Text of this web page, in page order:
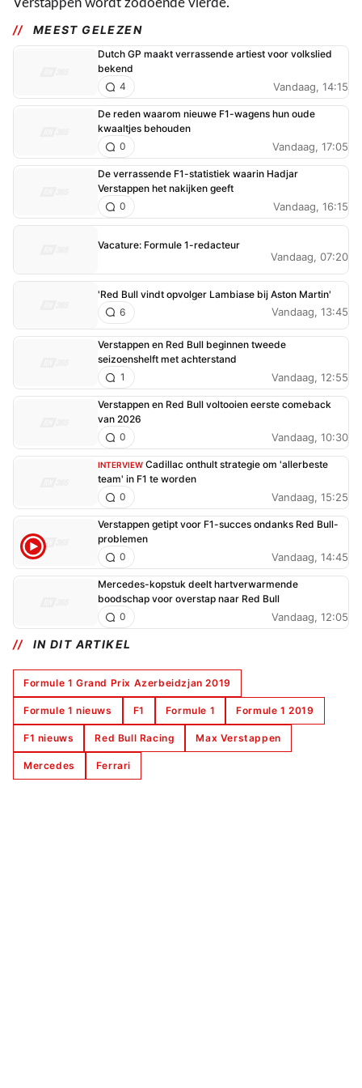
Verstappen wordt zodoende vierde.
MEEST GELEZEN
Dutch GP maakt verrassende artiest voor volkslied
bekend
Vandaag, 14:15
4
De reden waarom nieuwe F1-wagens hun oude
kwaaltjes behouden
Vandaag, 17:05
0
De verrassende F1-statistiek waarin Hadjar
Verstappen het nakijken geeft
Vandaag, 16:15
0
Vacature: Formule 1-redacteur
Vandaag, 07:20
'Red Bull vindt opvolger Lambiase bij Aston Martin'
Vandaag, 13:45
6
Verstappen en Red Bull beginnen tweede
seizoenshelft met achterstand
Vandaag, 12:55
1
Verstappen en Red Bull voltooien eerste comeback
van 2026
Vandaag, 10:30
0
INTERVIEW Cadillac onthult strategie om 'allerbeste
team' in F1 te worden
Vandaag, 15:25
0
Verstappen getipt voor F1-succes ondanks Red Bull-
problemen
Vandaag, 14:45
0
Mercedes-kopstuk deelt hartverwarmende
boodschap voor overstap naar Red Bull
Vandaag, 12:05
0
IN DIT ARTIKEL
Formule 1 Grand Prix Azerbeidzjan 2019
Formule 1 nieuws F1 Formule 1 Formule 1 2019
F1 nieuws Red Bull Racing Max Verstappen
Mercedes Ferrari